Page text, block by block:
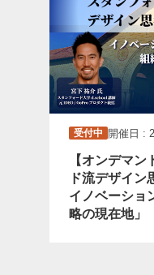
受付中 開催日 :
【オンデマ
ド流デザイン
イノベーショ
略の現在地」